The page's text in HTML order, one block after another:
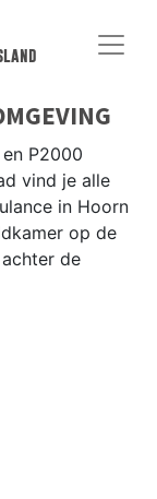
P2000
vind je alle
in Hoorn
op de
de